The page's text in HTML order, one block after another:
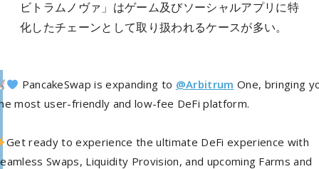
ビトラムノヴァ」はゲーム及びソーシャルアプリに特
化したチェーンとして取り扱われるケースが多い。
PancakeSwap is expanding to @Arbitrum One, bringing
most user-friendly and low-fee DeFi platform.
Get ready to experience the ultimate DeFi experience with
Swaps, Liquidity Provision, and upcoming Farms and